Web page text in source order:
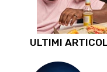
ULTIMI